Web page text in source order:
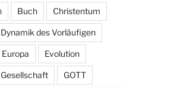
Buch Christentum
Dynamik des Vorläufigen
Europa Evolution
Gesellschaft GOTT